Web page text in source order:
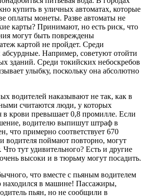
купить в уличных автоматах, которые
оплаты монеты. Разве автоматы не
карты? Принимают, но есть риск, что
могут быть повреждены
картой не пройдет. Среди
абсурдные. Например, советуют отойти
зданий. Среди токийских небоскребов
улыбку, поскольку она абсолютно
водителей наказывают не так, как в
считаются люди, у которых
в крови превышает 0,8 промилле. Если
водителю выпишут штраф в
что примерно соответствует 670
водителя поймают повторно, могут
Что тут удивительного? Есть и другие
высоки и в тюрьму могут посадить.
что вместе с пьяным водителем
находился в машине! Пассажиры,
пьян, но не сообщили в